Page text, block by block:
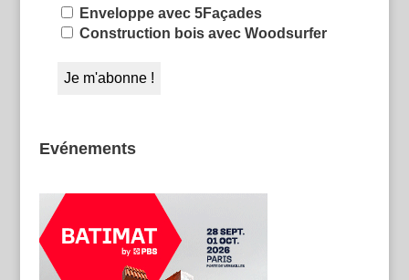
Enveloppe avec 5Façades
Construction bois avec Woodsurfer
Evénements